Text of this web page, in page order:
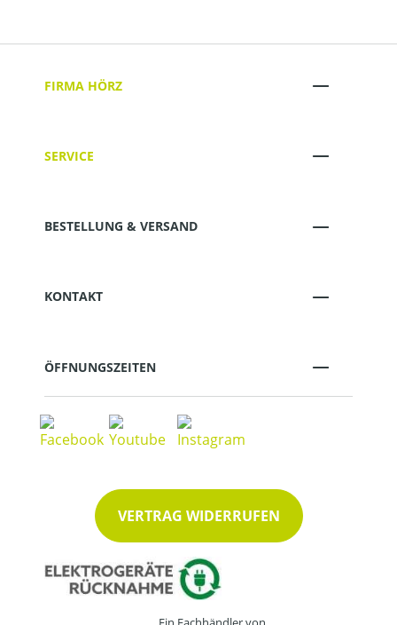
FIRMA HÖRZ
SERVICE
BESTELLUNG & VERSAND
KONTAKT
ÖFFNUNGSZEITEN
VERTRAG WIDERRUFEN